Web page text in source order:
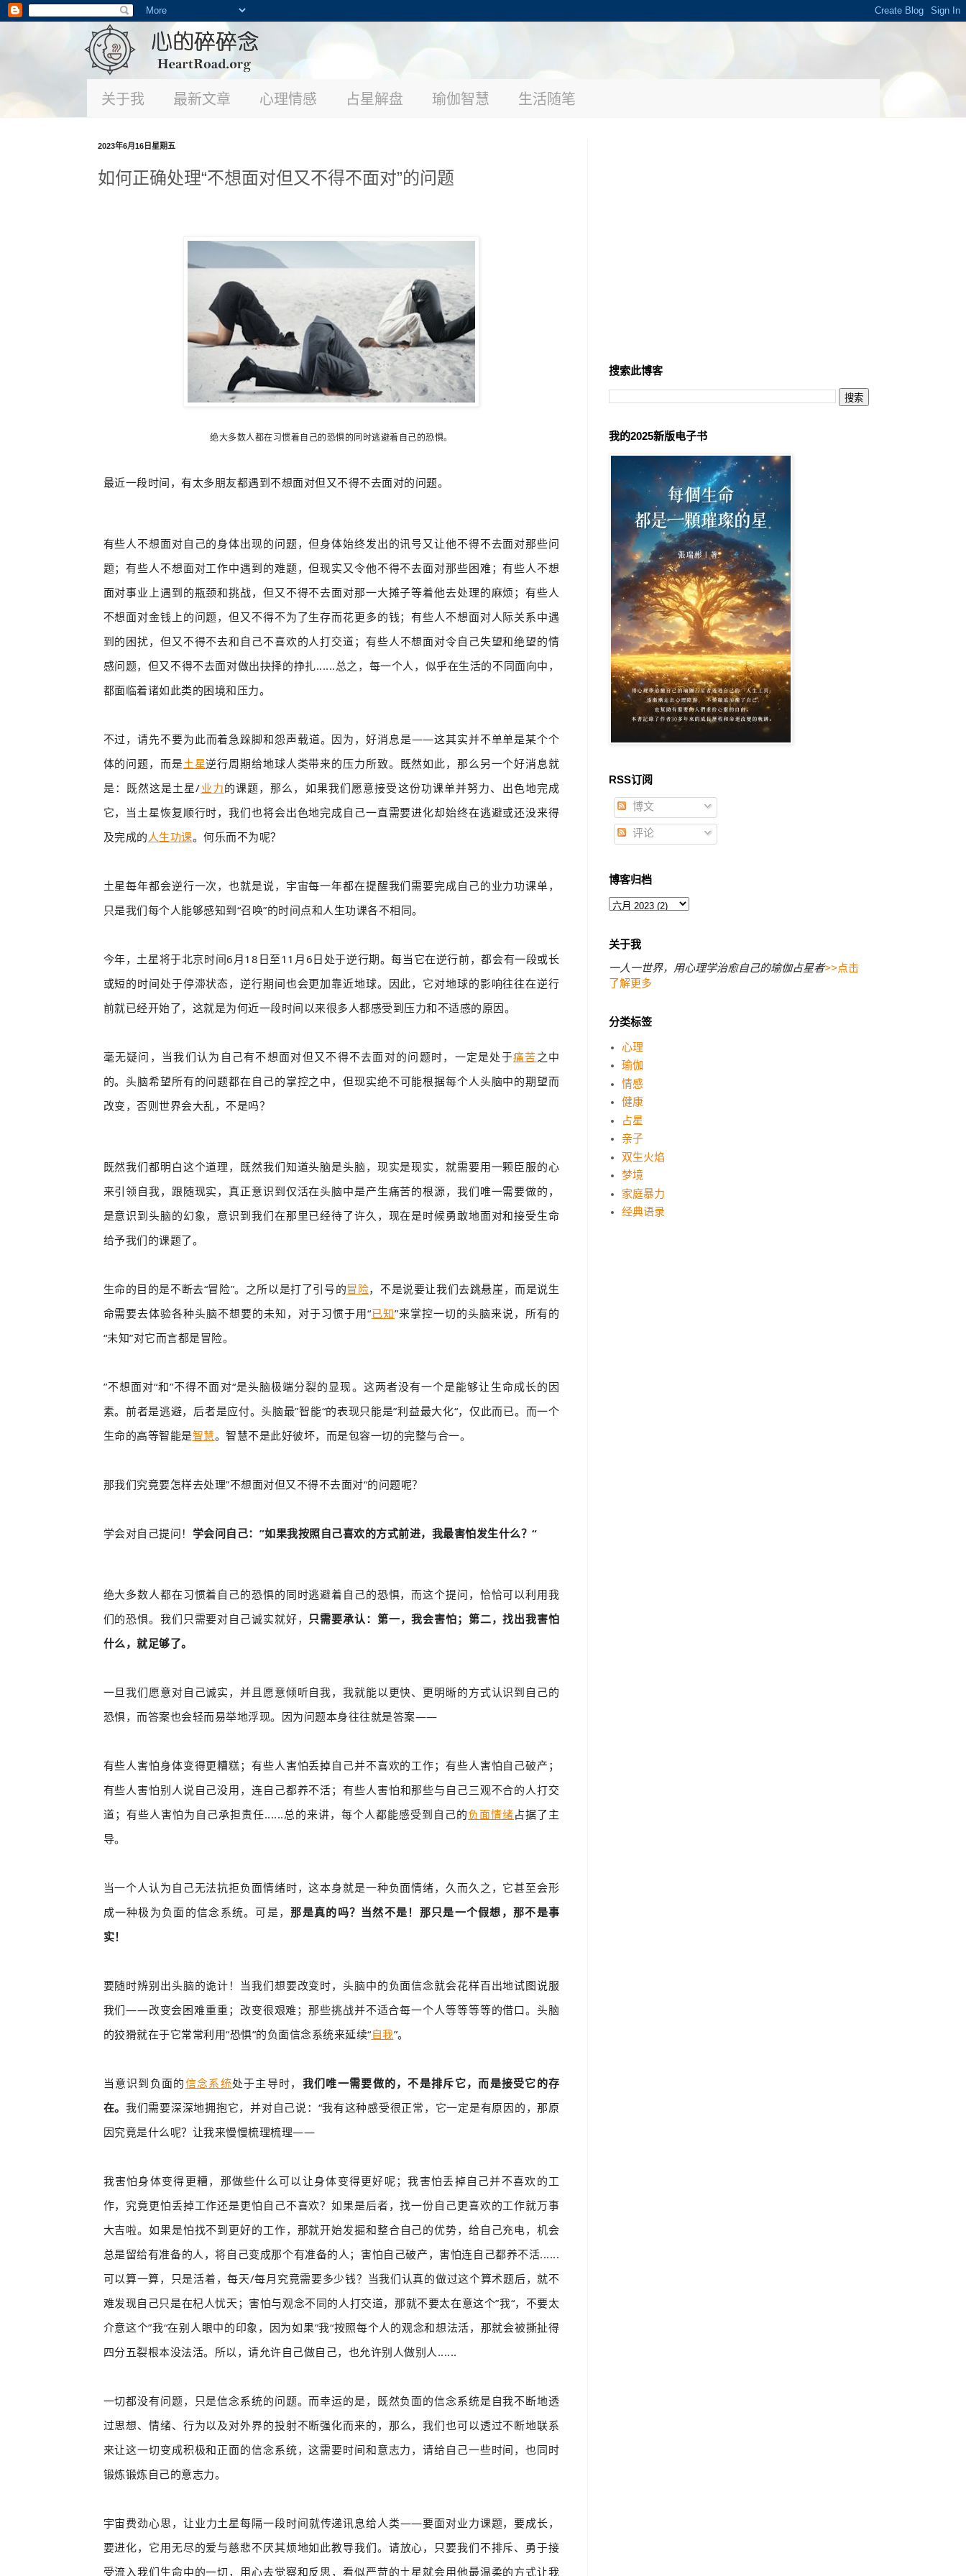
关于我 最新文章 心理情感 占星解盘 瑜伽智慧 生活随笔
2023年6月16日星期五
如何正确处理“不想面对但又不得不面对”的问题
绝大多数人都在习惯着自己的恐惧的同时逃避着自己的恐惧。
最近一段时间，有太多朋友都遇到不想面对但又不得不去面对的问题。
有些人不想面对自己的身体出现的问题，但身体始终发出的讯号又让他不得不去面对那些问
题；有些人不想面对工作中遇到的难题，但现实又令他不得不去面对那些困难；有些人不想
面对事业上遇到的瓶颈和挑战，但又不得不去面对那一大摊子等着他去处理的麻烦；有些人
不想面对金钱上的问题，但又不得不为了生存而花更多的钱； 有些人不想面对人际关系中遇
到的困扰，但又不得不去和自己不喜欢的人打交道； 有些人不想面对令自己失望和绝望的情
感问题，但又不得不去面对做出抉择的挣扎......总之，每一个人，似乎在生活的不同面向中 ，
都面临着诸如此类的困境和压力。
不过，请先不要为此而着急跺脚和怨声载道。因为，好消息是——这其实并不单单是某个个
体的问题，而是土星逆行周期给地球人类带来的压力所致。既然如此，那么另一个好消息就
是：既然这是土星/业力的课题，那么，如果我们愿意接受这份功课单并努力、出色地完成
它，当土星恢复顺行时，我们也将会出色地完成自己一直需要进化却始终在逃避或还没来得
及完成的 人生功课。何乐而不为呢？
土星每年都会逆行一次，也就是说，宇宙每一年都在提醒我们需要完成自己的业力功课单，
只是我们每个人能够感知到“召唤”的时间点和人生功课各不相同。
今年，土星将于北京时间6月18日至11月6日处于逆行期。每当它在逆行前，都会有一段或长
或短的时间处于停滞状态，逆行期间也会更加靠近地球。因此，它对地球的影响往往在逆行
前就已经开始了，这就是为何近一段时间以来很多人都感受到压力和不适感的原因。
毫无疑问，当我们认为自己有不想面对但又不得不去面对的问题时，一定是处于痛苦 之中
的。头脑希望所有的问题都在自己的掌控之中，但现实绝不可能根据每个人头脑中的期望而
改变，否则世界会大乱，不是吗？
既然我们都明白这个道理，既然我们知道头脑是头脑，现实是现实，就需要用一颗臣服的心
来引领自我，跟随现实，真正意识到仅活在头脑中是产生痛苦的根源，我们唯一需要做的，
是意识到头脑的幻象，意识到我们在那里已经待了许久，现在是时候勇敢地面对和接受生命
给予我们的课题了。
生命的目的是不断去“冒险”。之所以是打了引号的冒险，不是说要让我们去跳悬崖，而是说生
命需要去体验各种头脑不想要的未知，对于习惯于用“已知”来掌控一切的头脑来说，所有的
“未知”对它而言都是冒险。
”不想面对“和”不得不面对“是头脑极端分裂的显现。这两者没有一个是能够让生命成长的因
素。前者是逃避，后者是应付。头脑最”智能“的表现只能是”利益最大化“，仅此而已。而一个
生命的高等智能是智慧。智慧不是此好彼坏，而是包容一切的完整与合一。
那我们究竟要怎样去处理”不想面对但又不得不去面对“的问题呢？
学会对自己提问！ 学会问自己：”如果我按照自己喜欢的方式前进，我最害怕发生什么？“
绝大多数人都在习惯着自己的恐惧的同时逃避着自己的恐惧，而这个提问，恰恰可以利用我
们的恐惧。我们只需要对自己诚实就好， 只需要承认：第一，我会害怕；第二，找出我害怕
什么，就足够了。
一旦我们愿意对自己诚实，并且愿意倾听自我，我就能以更快、更明晰的方式认识到自己的
恐惧，而答案也会轻而易举地浮现。 因为问题本身往往就是答案——
有些人害怕身体变得更糟糕；有些人害怕丢掉自己并不喜欢的工作；有些人害怕自己破产；
有些人害怕别人说自己没用，连自己都养不活； 有些人害怕和那些与自己三观不合的人打交
道；有些人害怕为自己承担责任......总的来讲，每个人都能感受到自己的负面情绪占据了主
导。
当一个人认为自己无法抗拒负面情绪时，这本身就是一种负面情绪，久而久之，它甚至会形
成一种极为负面的信念系统。可是，那是真的吗？当然不是！那只是一个假想，那不是事
实！
要随时辨别出头脑的诡计！当我们想要改变时，头脑中的负面信念就会花样百出地试图说服
我们——改变会困难重重；改变很艰难；那些挑战并不适合每一个人等等等等的借口。头脑
的狡猾就在于它常常利用“恐惧”的负面信念系统来延续“自我”。
当意识到 负面的信念系统处于主导时， 我们唯一需要做的，不是排斥它，而是接受它的存
在。 我们需要深深地拥抱它，并对自己说：“我有这种感受很正常，它一定是有原因的，那原
因究竟是什么呢？让我来慢慢梳理梳理——
我害怕身体变得更糟，那做些什么可以让身体变得更好呢；我害怕丢掉自己并不喜欢的工
作，究竟更怕丢掉工作还是更怕自己不喜欢？如果是后者，找一份自己更喜欢的工作就万事
大吉啦。如果是怕找不到更好的工作，那就开始发掘和整合自己的优势，给自己充电，机会
总是留给有准备的人，将自己变成那个有准备的人；害怕自己破产，害怕连自己都养不活......
可以算一算，只是活着，每天/每月究竟需要多少钱？当我们认真的做过这个算术题后，就不
难发现自己只是在杞人忧天；害怕与观念不同的人打交道，那就不要太在意这个”我“，不要太
介意这个”我“在别人眼中的印象，因为如果”我“按照每个人的观念和想法活，那就会被撕扯得
四分五裂根本没法活。所以，请允许自己做自己，也允许别人做别人......
一切都没有问题，只是信念系统的问题。而幸运的是，既然负面的信念系统是自我不断地透
过思想、情绪、行为以及对外界的投射不断强化而来的，那么，我们也可以透过不断地联系
来让这一切变成积极和正面的信念系统，这需要时间和意志力，请给自己一些时间，也同时
锻炼锻炼自己的意志力。
宇宙费劲心思，让业力土星每隔一段时间就传递讯息给人类——要面对业力课题，要成长，
要进化，它用无尽的爱与慈悲不厌其烦地如此教导我们。 请放心，只要我们不排斥、勇于接
受流入我们生命中的一切，用心去觉察和反思，看似严苛的土星就会用他最温柔的方式让我
搜索此博客
我的2025新版电子书
RSS订阅
博文
评论
博客归档
关于我
一人一世界，用心理学治愈自己的瑜伽占星者>>点击
了解更多
分类标签
心理
瑜伽
情感
健康
占星
亲子
双生火焰
梦境
家庭暴力
经典语录